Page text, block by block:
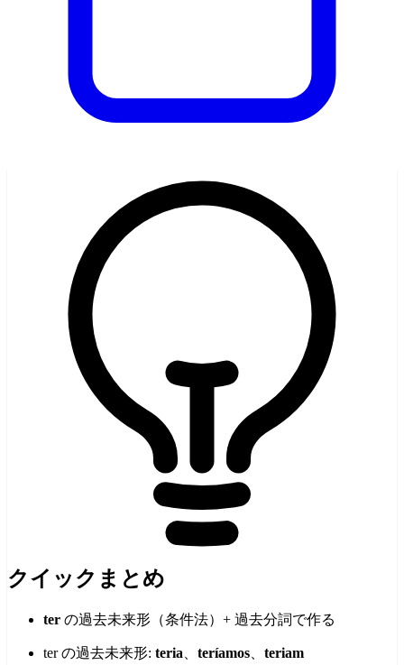
クイックまとめ
ter の過去未来形（条件法）+ 過去分詞で作る
ter の過去未来形: teria teríamos teriam